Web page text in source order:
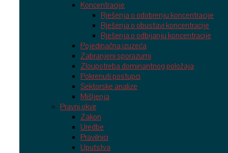
Koncentracije
Rješenja o odobrenju koncentracije
Rješenja o obustavi koncentracije
Rješenja o odbijanju koncentracije
Pojedinačna izuzeća
Zabranjeni sporazumi
Zloupotreba dominantnog položaja
Pokrenuti postupci
Sektorske analize
Mišljenja
Pravni okvir
Zakon
Uredbe
Pravilnici
Uputstva